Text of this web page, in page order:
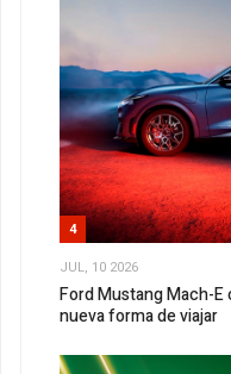
4
JUL, 10 2026
Ford Mustang Mach-
nueva forma de viajar